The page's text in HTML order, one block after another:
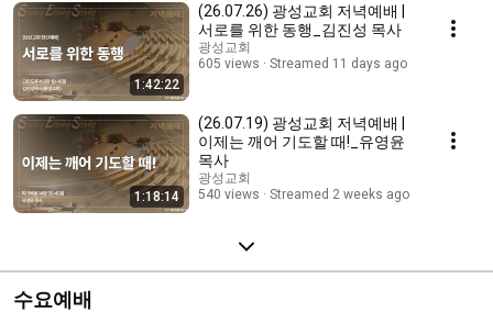
1:42:22
(26.07.26) 광성교회 저녁예배 |
서로를 위한 동행_김진성 목사
광성교회
605 views
Streamed 11 days ago
1:18:14
(26.07.19) 광성교회 저녁예배 |
이제는 깨어 기도할 때!_유영윤
목사
광성교회
540 views
Streamed 2 weeks ago
수요예배